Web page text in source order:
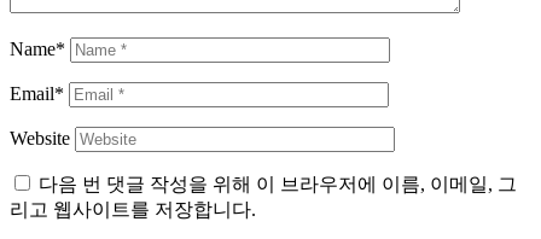
Name*
Email*
Website
다음 번 댓글 작성을 위해 이 브라우저에 이름, 이메일, 그
리고 웹사이트를 저장합니다.